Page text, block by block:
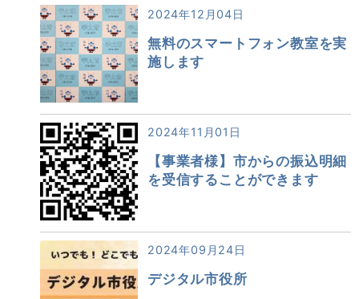
2024年12月04日
無料のスマートフォン教室を実
施します
2024年11月01日
【事業者様】市からの振込明細
を受信することができます
2024年09月24日
デジタル市役所